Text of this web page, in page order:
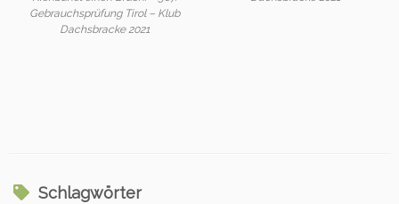
Gebrauchsprüfung Tirol – Klub
Dachsbracke 2021
Schlagwörter